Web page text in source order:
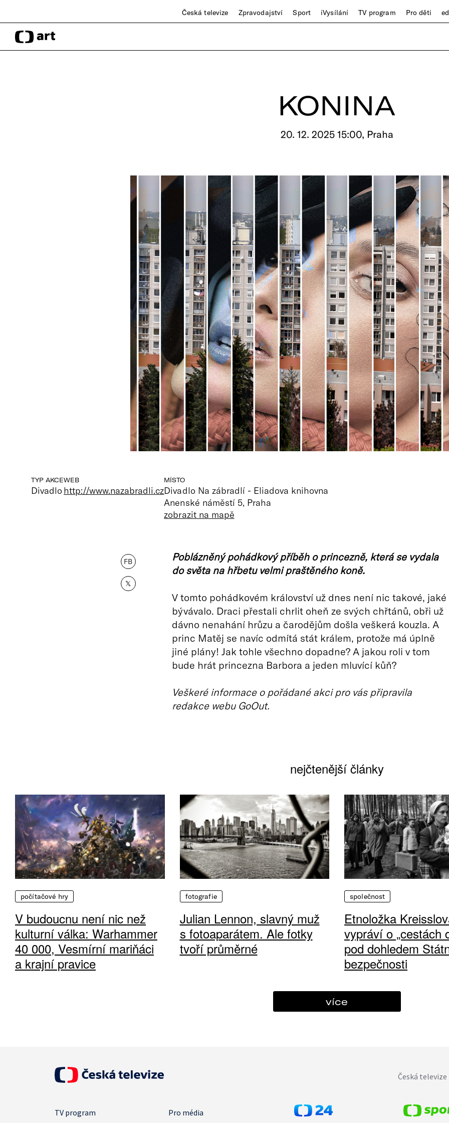
Česká televize Zpravodajství Sport iVysílání TV program Pro děti
KONINA
20. 12. 2025 15:00, Praha
TYP AKCE
Divadlo
WEB
http://www.nazabradli.cz
MÍSTO
Divadlo Na zábradlí - Eliadova knihovna
Anenské náměstí 5, Praha
zobrazit na mapě
FB
𝕏
Poblázněný pohádkový příběh o princezně, která se vydala
do světa na hřbetu velmi praštěného koně.
V tomto pohádkovém království už dnes není nic takové, jaké
bývávalo. Draci přestali chrlit oheň ze svých chřtánů, obři už
dávno nenahání hrůzu a čarodějům došla veškerá kouzla. A
princ Matěj se navíc odmítá stát králem, protože má úplně
jiné plány! Jak tohle všechno dopadne? A jakou roli v tom
bude hrát princezna Barbora a jeden mluvící kůň?
Veškeré informace o pořádané akci pro vás připravila
redakce webu GoOut.
nejčtenější články
počítačové hry
V budoucnu není nic než
kulturní válka: Warhammer
40 000, Vesmírní mariňáci
a krajní pravice
fotografie
Julian Lennon, slavný muž
s fotoaparátem. Ale fotky
tvoří průměrné
společnost
Etnoložka
vypráví o „cestách
pod dohledem
bezpečnosti
více
Česká
TV program Pro média